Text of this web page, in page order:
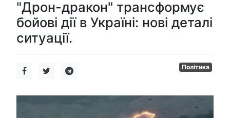
"Дрон-дракон" трансформує
бойові дії в Україні: нові деталі
ситуації.
Політика